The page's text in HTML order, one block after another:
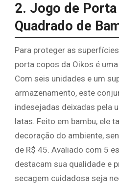
2. Jogo de Porta
Quadrado de
Para proteger as
porta copos da Oikos é
Com seis unidades e um
armazenamento, este
indesejadas deixadas pela
latas. Feito em bambu, ele
decoração do ambiente,
de R$ 45. Avaliado com 5
destacam sua qualidade e
secagem cuidadosa seja